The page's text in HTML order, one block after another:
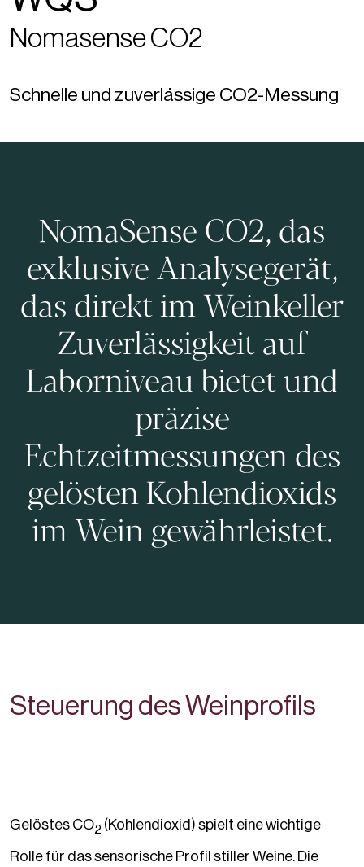
Nomasense CO2
Schnelle und zuverlässige CO2-Messung
NomaSense CO2, das
exklusive Analysegerät,
das direkt im Weinkeller
Zuverlässigkeit auf
Laborniveau bietet und
präzise
Echtzeitmessungen des
gelösten Kohlendioxids
im Wein gewährleistet.
Steuerung des Weinprofils
Gelöstes CO2 (Kohlendioxid) spielt eine wichtige
Rolle für das sensorische Profil stiller Weine. Die